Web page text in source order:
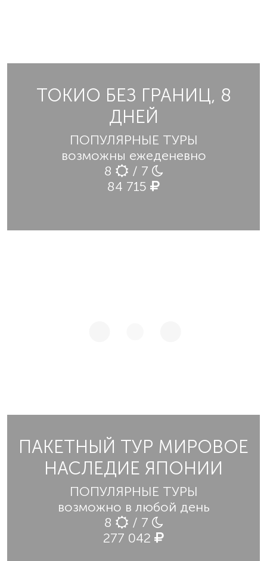
ТОКИО БЕЗ ГРАНИЦ, 8
ДНЕЙ
ПОПУЛЯРНЫЕ ТУРЫ
возможны ежеденевно
8
/ 7
84 715
ПАКЕТНЫЙ ТУР МИРОВОЕ
НАСЛЕДИЕ ЯПОНИИ
ПОПУЛЯРНЫЕ ТУРЫ
возможно в любой день
8
/ 7
277 042